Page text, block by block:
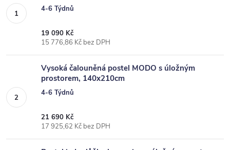
4-6 Týdnů
19 090 Kč
15 776,86 Kč bez DPH
Vysoká čalouněná postel MODO s úložným
prostorem, 140x210cm
4-6 Týdnů
21 690 Kč
17 925,62 Kč bez DPH